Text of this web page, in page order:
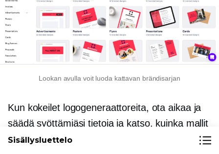
Lookan avulla voit luoda kattavan brändisarjan
Kun kokeilet logogeneraattoreita, ota aikaa ja
säädä syöttämiäsi tietoja ja katso, kuinka mallit
muuttuvat. Jos jotain, saat esille muutamia
Sisällysluettelo